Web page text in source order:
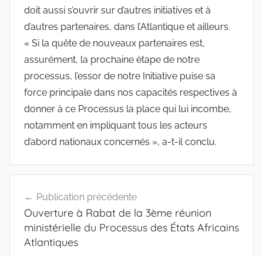
doit aussi s’ouvrir sur d’autres initiatives et à
d’autres partenaires, dans l’Atlantique et ailleurs.
« Si la quête de nouveaux partenaires est,
assurément, la prochaine étape de notre
processus, l’essor de notre Initiative puise sa
force principale dans nos capacités respectives à
donner à ce Processus la place qui lui incombe,
notamment en impliquant tous les acteurs
d’abord nationaux concernés », a-t-il conclu.
de
l’article
Publication précédente
Ouverture à Rabat de la 3ème réunion
ministérielle du Processus des États Africains
Atlantiques